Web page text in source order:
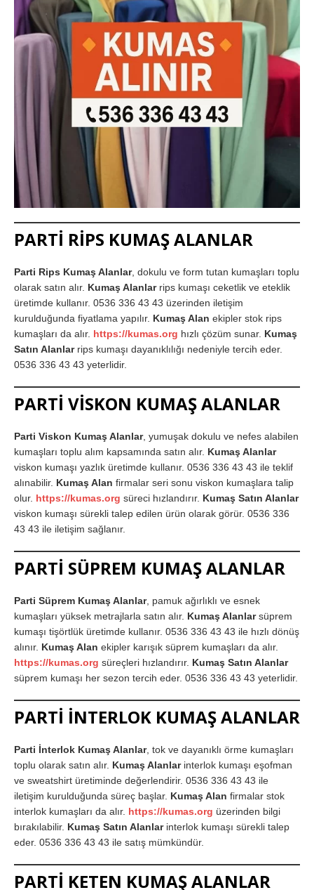
PARTİ RİPS KUMAŞ ALANLAR
Parti Rips Kumaş Alanlar, dokulu ve form tutan kumaşları toplu
olarak satın alır. Kumaş Alanlarrips kumaşı ceketlik ve eteklik
üretimde kullanır. 0536 336 43 43 üzerinden iletişim
kurulduğunda fiyatlama yapılır. Kumaş Alan ekipler stok rips
kumaşları da alır. https://kumas.org hızlı çözüm sunar. Kumaş
Satın Alanlarrips kumaşı dayanıklılığı nedeniyle tercih eder.
0536 336 43 43 yeterlidir.
PARTİ VİSKON KUMAŞ ALANLAR
Parti Viskon Kumaş Alanlar, yumuşak dokulu ve nefes alabilen
kumaşları toplu alım kapsamında satın alır. Kumaş Alanlar
viskon kumaşı yazlık üretimde kullanır. 0536 336 43 43 ile teklif
alınabilir. Kumaş Alan firmalar seri sonu viskon kumaşlara talip
olur. https://kumas.org süreci hızlandırır. Kumaş Satın Alanlar
viskon kumaşı sürekli talep edilen ürün olarak görür. 0536 336
43 43 ile iletişim sağlanır.
PARTİ SÜPREM KUMAŞ ALANLAR
Parti Süprem Kumaş Alanlar, pamuk ağırlıklı ve esnek
kumaşları yüksek metrajlarla satın alır. Kumaş Alanlarsüprem
kumaşı tişörtlük üretimde kullanır. 0536 336 43 43 ile hızlı dönüş
alınır. Kumaş Alan ekipler karışık süprem kumaşları da alır.
https://kumas.org süreçleri hızlandırır. Kumaş Satın Alanlar
süprem kumaşı her sezon tercih eder. 0536 336 43 43 yeterlidir.
PARTİ İNTERLOK KUMAŞ ALANLAR
Parti İnterlok Kumaş Alanlar, tok ve dayanıklı örme kumaşları
toplu olarak satın alır. Kumaş Alanlarinterlok kumaşı eşofman
ve sweatshirt üretiminde değerlendirir. 0536 336 43 43 ile
iletişim kurulduğunda süreç başlar. Kumaş Alan firmalar stok
interlok kumaşları da alır. https://kumas.org üzerinden bilgi
bırakılabilir. Kumaş Satın Alanlarinterlok kumaşı sürekli talep
eder. 0536 336 43 43 ile satış mümkündür.
PARTİ KETEN KUMAŞ ALANLAR